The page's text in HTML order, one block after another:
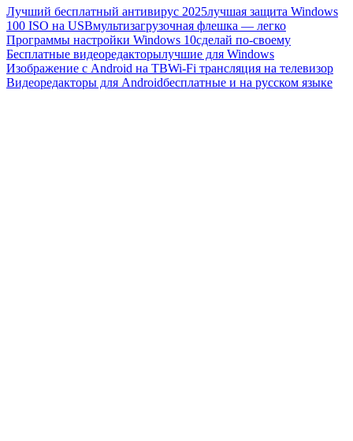
Лучший бесплатный антивирус 2025лучшая защита Windows
100 ISO на USBмультизагрузочная флешка — легко
Программы настройки Windows 10сделай по-своему
Бесплатные видеоредакторылучшие для Windows
Изображение с Android на ТВWi-Fi трансляция на телевизор
Видеоредакторы для Androidбесплатные и на русском языке